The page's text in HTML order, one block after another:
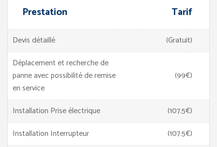
Prestation Tarif
Devis détaillé
(Gratuit)
Déplacement et recherche de
panne avec possibilité de remise
en service
(99€)
Installation Prise électrique
(107.5€)
Installation Interrupteur
(107.5€)